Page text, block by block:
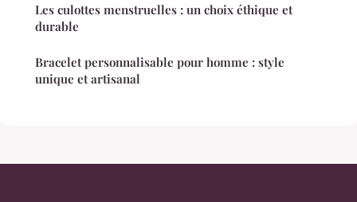
Les culottes menstruelles : un choix éthique et
durable
Bracelet personnalisable pour homme : style
unique et artisanal